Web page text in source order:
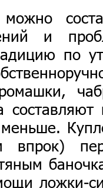
и
по
впрок)
ложки-